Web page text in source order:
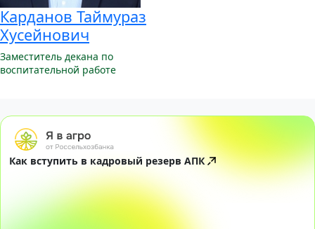
Карданов Таймураз
Хусейнович
Заместитель декана по
воспитательной работе
Как вступить в кадровый резерв АПК